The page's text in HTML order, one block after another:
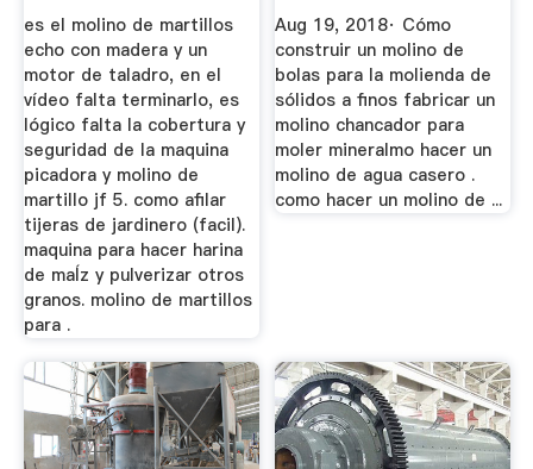
es el molino de martillos
echo con madera y un
motor de taladro, en el
vídeo falta terminarlo, es
lógico falta la cobertura y
seguridad de la maquina
picadora y molino de
martillo jf 5. como afilar
tijeras de jardinero (facil).
maquina para hacer harina
de maÍz y pulverizar otros
granos. molino de martillos
para .
Aug 19, 2018· Cómo
construir un molino de
bolas para la molienda de
sólidos a finos fabricar un
molino chancador para
moler mineralmo hacer un
molino de agua casero .
como hacer un molino de ...